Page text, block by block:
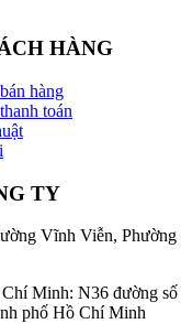
HÀNG
hàng
toán
TY
Vĩnh Viễn,
Minh: N36 đường
phố Hồ Chí Minh